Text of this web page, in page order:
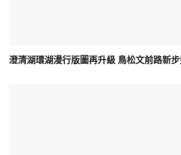
澄清湖環湖漫行版圖再升級 鳥松文前路新